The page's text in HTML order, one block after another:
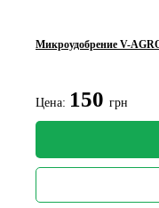
Микроудобрение V-
Цена: 150 грн